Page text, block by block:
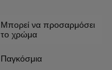
Μπορεί να προσαρμόσει
το χρώμα
Παγκόσμια